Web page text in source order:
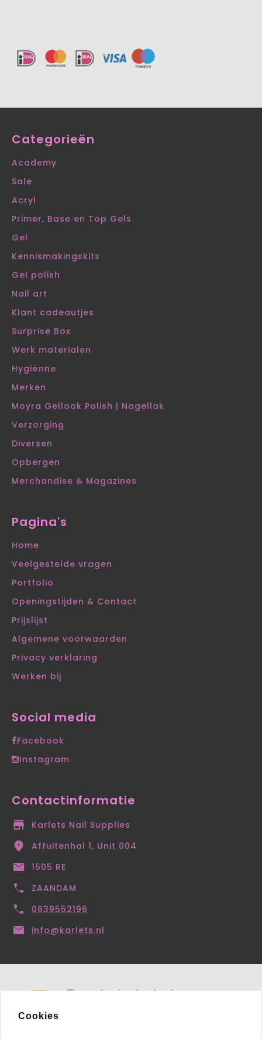
Categorieën
Academy
Sale
Acryl
Primer, Base en Top Gels
Gel
Kennismakingskits
Gel polish
Nail art
Klant cadeautjes
Surprise Box
Werk materialen
Hygiënne
Merken
Moyra Gellook Polish | Nagellak
Verzorging
Diversen
Opbergen
Merchandise & Magazines
Pagina's
Home
Veelgestelde vragen
Portfolio
Openingstijden & Contact
Prijslijst
Algemene voorwaarden
Privacy verklaring
Werken bij
Social media
Facebook
Instagram
Contactinformatie
Karlets Nail Supplies
Affuitenhal 1, Unit 004
1505 RE
ZAANDAM
0639552196
info@karlets.nl
Cookies